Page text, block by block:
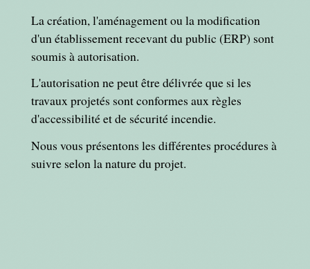
La création, l'aménagement ou la modification
d'un établissement recevant du public (ERP) sont
soumis à autorisation.
L'autorisation ne peut être délivrée que si les
travaux projetés sont conformes aux règles
d'accessibilité et de sécurité incendie.
Nous vous présentons les différentes procédures à
suivre selon la nature du projet.